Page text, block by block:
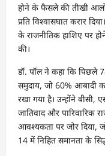
होने के फैसले की तीखी
प्रति विश्वासघात करार
के राजनीतिक हाशिए पर
की।
डॉ. पॉल ने कहा कि पिछले
समुदाय, जो 60% आबादी
रखा गया है। उन्होंने
जातिवाद और
आवश्यकता पर जोर दिया,
14 में निहित समानता के